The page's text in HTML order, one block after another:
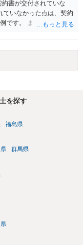
書が交付されていな
ていなかった点は、契約
です。 まずは、運営と
しまだされていないの
べきだと考えます。
を探す
福島県
群馬県